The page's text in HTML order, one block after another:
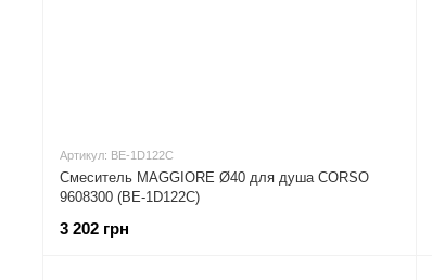
Артикул: BE-1D122C
Смеситель MAGGIORE Ø40 для душа CORSO
9608300 (BE-1D122C)
3 202 грн